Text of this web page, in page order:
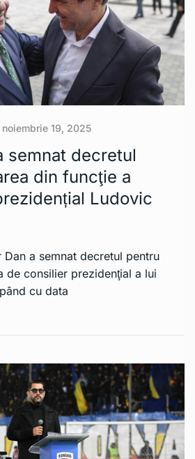
noiembrie 19, 2025
semnat decretul
din funcţie a
Ludovic
Dan a semnat decretul pentru
de consilier prezidenţial a lui
cu data